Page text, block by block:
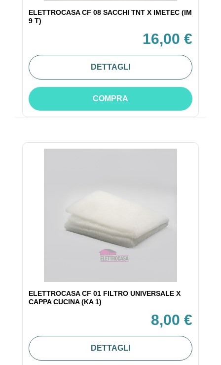
ELETTROCASA CF 08 SACCHI TNT X IMETEC (IM
9 T)
16,00 €
DETTAGLI
COMPRA
ELETTROCASA CF 01 FILTRO UNIVERSALE X
CAPPA CUCINA (KA 1)
8,00 €
DETTAGLI